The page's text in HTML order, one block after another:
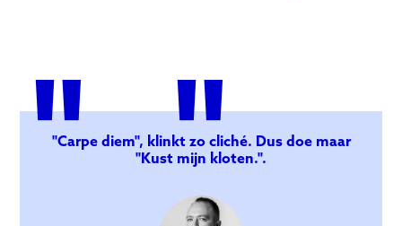
"Carpe diem", klinkt zo cliché. Dus doe maar
"Kust mijn kloten.".
" "